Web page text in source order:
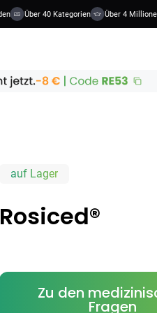
Über 40 Kategorien Über 4 Millionen
auf Lager
Rosiced®
Zu den
Fragen